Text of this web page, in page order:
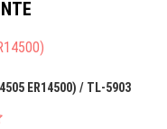
ER14500) / TL-5903